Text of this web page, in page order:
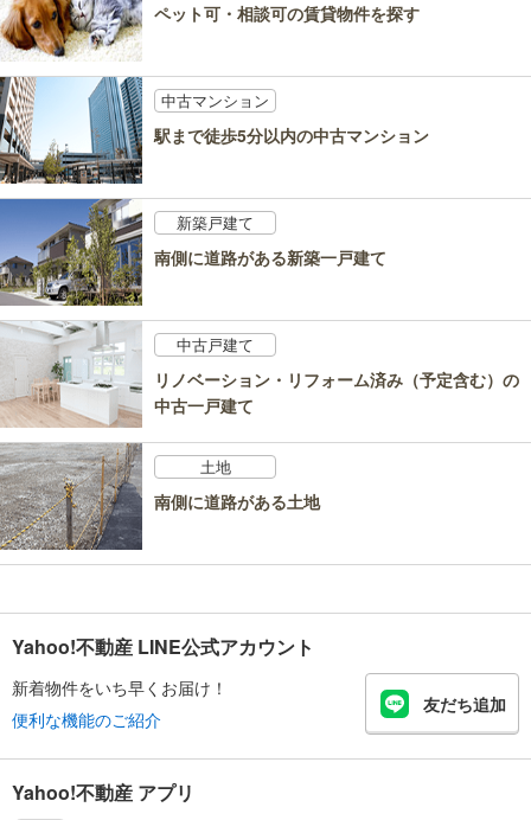
ペット可・相談可の賃貸物件を探す
中古マンション
駅まで徒歩5分以内の中古マンション
新築戸建て
南側に道路がある新築一戸建て
中古戸建て
リノベーション・リフォーム済み（予定含む）の
中古一戸建て
土地
南側に道路がある土地
Yahoo!不動産 LINE公式アカウント
新着物件をいち早くお届け！
便利な機能のご紹介
友だち追加
Yahoo!不動産 アプリ